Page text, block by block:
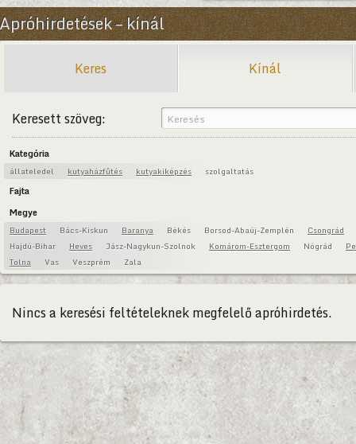
Apróhirdetések – kínál
Keres Kínál
Keresett szöveg:
Kategória
állateledel kutyaházfűtés kutyakiképzés szolgaltatás
Fajta
Megye
Budapest Bács-Kiskun Baranya Békés Borsod-Abaúj-Zemplén
Csongrád
Hajdú-Bihar
Heves Jász-Nagykun-Szolnok Komárom-Esztergom Nógrád
Tolna
Vas Veszprém Zala
Nincs a keresési feltételeknek megfelelő apróhirdetés.